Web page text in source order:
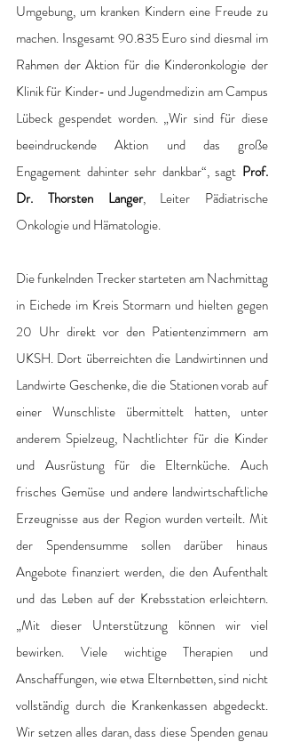
Umgebung, um kranken Kindern eine Freude zu
machen. Insgesamt 90.835 Euro sind diesmal im
Rahmen der Aktion für die Kinderonkologie der
Klinik für Kinder- und Jugendmedizin am Campus
Lübeck gespendet worden. „Wir sind für diese
beeindruckende Aktion und das große
Engagement dahinter sehr dankbar“, sagt Prof.
Dr. Thorsten Langer, Leiter Pädiatrische
Onkologie und Hämatologie.
Die funkelnden Trecker starteten am Nachmittag
in Eichede im Kreis Stormarn und hielten gegen
20 Uhr direkt vor den Patientenzimmern am
UKSH. Dort überreichten die Landwirtinnen und
Landwirte Geschenke, die die Stationen vorab auf
einer Wunschliste übermittelt hatten, unter
anderem Spielzeug, Nachtlichter für die Kinder
und Ausrüstung für die Elternküche. Auch
frisches Gemüse und andere landwirtschaftliche
Erzeugnisse aus der Region wurden verteilt. Mit
der Spendensumme sollen darüber hinaus
Angebote finanziert werden, die den Aufenthalt
und das Leben auf der Krebsstation erleichtern.
„Mit dieser Unterstützung können wir viel
bewirken. Viele wichtige Therapien und
Anschaffungen, wie etwa Elternbetten, sind nicht
vollständig durch die Krankenkassen abgedeckt.
Wir setzen alles daran, dass diese Spenden genau